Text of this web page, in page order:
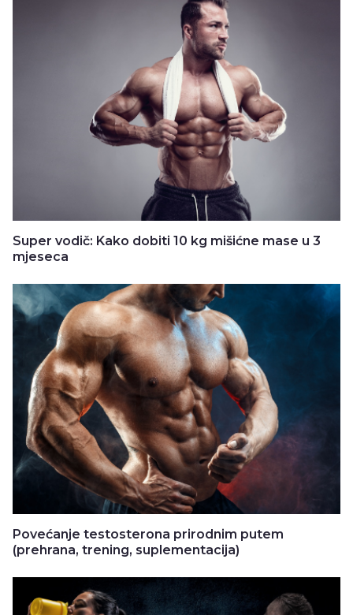
Super vodič: Kako dobiti 10 kg mišićne mase u 3
mjeseca
Povećanje testosterona prirodnim putem
(prehrana, trening, suplementacija)